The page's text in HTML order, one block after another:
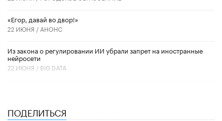
«Егор, давай во двор!»
22 ИЮНЯ / АНОНС
Из закона о регулировании ИИ убрали запрет на иностранные
нейросети
22 ИЮНЯ / BIG DATA
ПОДЕЛИТЬСЯ